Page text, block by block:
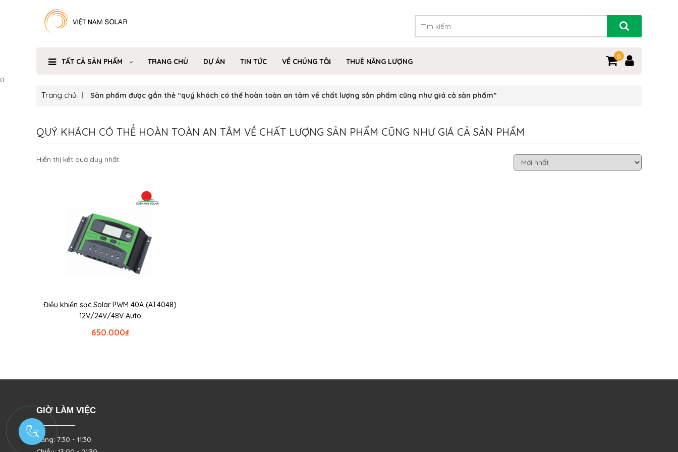
TẤT CẢ SẢN PHẨM TRANG CHỦ DỰ ÁN TIN TỨC VỀ CHÚNG TÔI THUÊ NĂNG LƯỢNG
0
0
Trang chủ Sản phẩm được gắn thẻ “quý khách có thể hoàn toàn an tâm về chất lượng sản phẩm cũng như giá cả sản phẩm”
QUÝ KHÁCH CÓ THỂ HOÀN TOÀN AN TÂM VỀ CHẤT LƯỢNG SẢN PHẨM CŨNG NHƯ GIÁ CẢ SẢN PHẨM
Hiển thị kết quả duy nhất
Điều khiển sạc Solar PWM 40A (AT4048)
12V/24V/48V Auto
₫
650.000
GIỜ LÀM VIỆC
Sáng: 7:30 - 11:30